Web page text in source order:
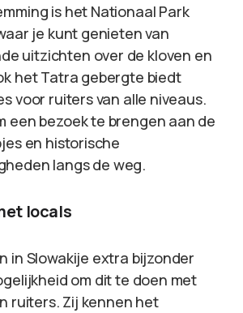
is het Nationaal Park
je kunt genieten van
uitzichten over de kloven en
het Tatra gebergte biedt
voor ruiters van alle niveaus.
een bezoek te brengen aan de
en historische
langs de weg.
locals
in Slowakije extra bijzonder
om dit te doen met
ruiters. Zij kennen het